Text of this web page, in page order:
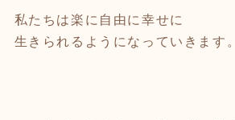
私たちは楽に自由に幸せに
生きられるようになっていきます。